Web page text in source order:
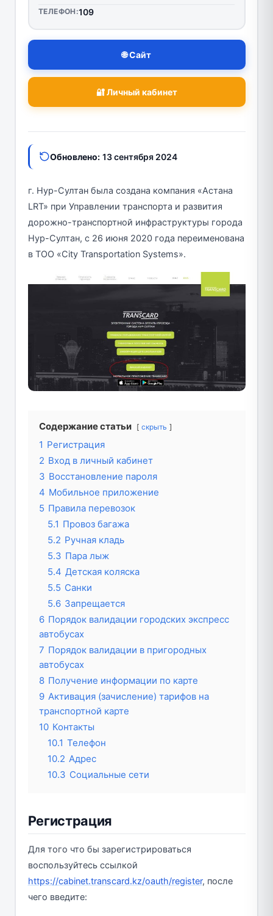
ТЕЛЕФОН:109
🌐 Сайт
🔐 Личный кабинет
Обновлено: 13 сентября 2024
г. Нур-Султан была создана компания «Астана
LRT» при Управлении транспорта и развития
дорожно-транспортной инфраструктуры города
Нур-Султан, с 26 июня 2020 года переименована
в ТОО «City Transportation Systems».
Содержание статьи скрыть
1 Регистрация
2 Вход в личный кабинет
3 Восстановление пароля
4 Мобильное приложение
5 Правила перевозок
5.1 Провоз багажа
5.2 Ручная кладь
5.3 Пара лыж
5.4 Детская коляска
5.5 Санки
5.6 Запрещается
6 Порядок валидации городских экспресс
автобусах
7 Порядок валидации в пригородных
автобусах
8 Получение информации по карте
9 Активация (зачисление) тарифов на
транспортной карте
10 Контакты
10.1 Телефон
10.2 Адрес
10.3 Социальные сети
Регистрация
Для того что бы зарегистрироваться
воспользуйтесь ссылкой
https://cabinet.transcard.kz/oauth/register, после
чего введите: